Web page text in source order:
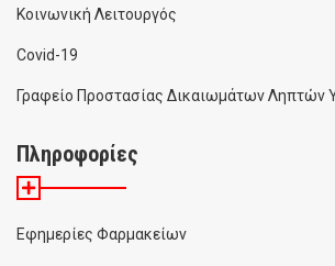
Κοινωνική Λειτουργός
Covid-19
Γραφείο Προστασίας Δικαιωμάτων Ληπτών
Πληροφορίες
Εφημερίες Φαρμακείων